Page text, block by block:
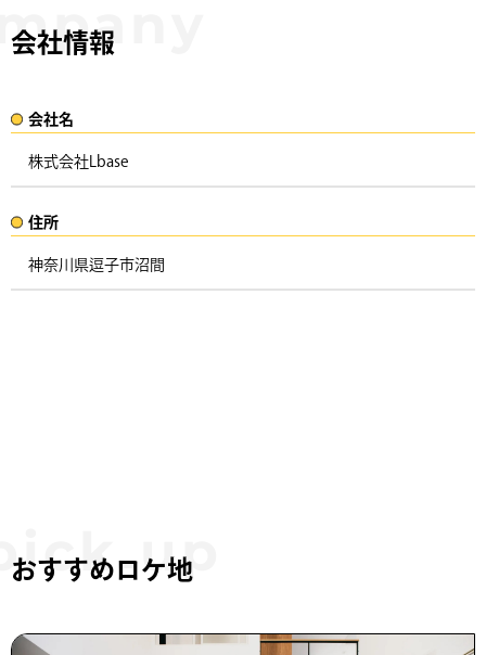
会社情報
会社名​
株式会社Lbase
住所​​
神奈川県逗子市沼間 ​
おすすめロケ地